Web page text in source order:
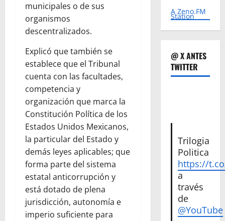
municipales o de sus
organismos
descentralizados.
Explicó que también se
establece que el Tribunal
cuenta con las facultades,
competencia y
organización que marca la
Constitución Política de los
Estados Unidos Mexicanos,
la particular del Estado y
demás leyes aplicables; que
forma parte del sistema
estatal anticorrupción y
está dotado de plena
jurisdicción, autonomía e
imperio suficiente para
A Zeno.FM
Station
@ X ANTES
TWITTER
Trilogia
Politica
https://
a
través
de
@YouTube